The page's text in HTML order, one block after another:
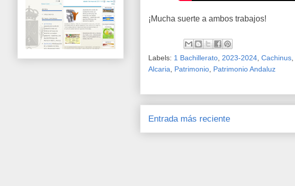
¡Mucha suerte a ambos trabajos!
Labels: 1 Bachillerato 2023-2024 Cachinus
Alcaria
Patrimonio Patrimonio Andaluz
Entrada más reciente